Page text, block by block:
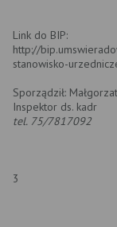
Link do BIP:
http://
stanowisko-
Sporządził:
Inspektor ds. kadr
tel. 75/7817092
3